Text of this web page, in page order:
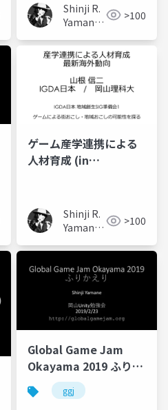
Shinji R.
Yamane
二)
>100
ゲーム産学連携による
人材育成 (in
Shinji R.
Yamane
二)
>100
Global Game Jam
Okayama 2019 ふりか
えり (in Japanese)
ggj